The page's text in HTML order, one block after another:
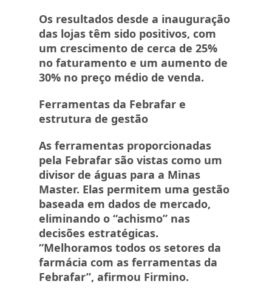
Os resultados desde a inauguração
das lojas têm sido positivos, com
um crescimento de cerca de 25%
no faturamento e um aumento de
30% no preço médio de venda.
Ferramentas da Febrafar e
estrutura de gestão
As ferramentas proporcionadas
pela Febrafar são vistas como um
divisor de águas para a Minas
Master. Elas permitem uma gestão
baseada em dados de mercado,
eliminando o “achismo” nas
decisões estratégicas.
“Melhoramos todos os setores da
farmácia com as ferramentas da
Febrafar”, afirmou Firmino.